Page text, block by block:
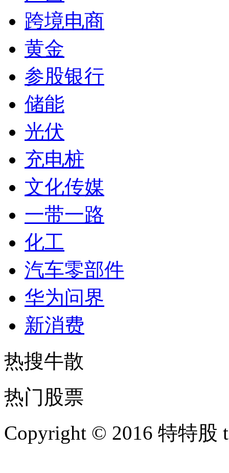
跨境电商
黄金
参股银行
储能
光伏
充电桩
文化传媒
一带一路
化工
汽车零部件
华为问界
新消费
热搜牛散
热门股票
Copyright © 2016 特特股